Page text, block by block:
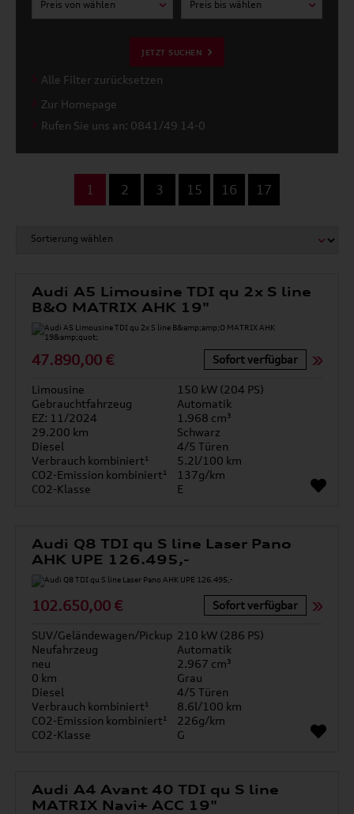
Preis von wählen Preis bis wählen
JETZT SUCHEN
Alle Filter zurücksetzen
Zur Homepage
Rufen Sie uns an: 0841/49 14-0
1 2 3 15 16 17
Audi A5 Limousine TDI qu 2x S line
B&O MATRIX AHK 19"
47.890,00 € Sofort verfügbar
Limousine
150 kW (204 PS)
Gebrauchtfahrzeug
Automatik
EZ: 11/2024
1.968 cm³
29.200 km
Schwarz
Diesel
4/5 Türen
Verbrauch kombiniert¹
5.2l/100 km
CO2-Emission kombiniert¹
137g/km
CO2-Klasse
E
Audi Q8 TDI qu S line Laser Pano
AHK UPE 126.495,-
102.650,00 € Sofort verfügbar
SUV/Geländewagen/Pickup 210 kW (286 PS)
Neufahrzeug
Automatik
neu
2.967 cm³
0 km
Grau
Diesel
4/5 Türen
Verbrauch kombiniert¹
8.6l/100 km
CO2-Emission kombiniert¹
226g/km
CO2-Klasse
G
Audi A4 Avant 40 TDI qu S line
MATRIX Navi+ ACC 19"